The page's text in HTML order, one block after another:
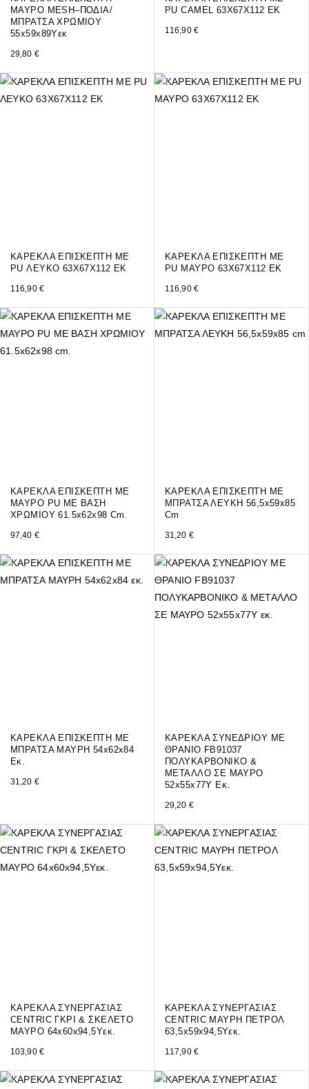
ΜΑΥΡO MESH–ΠΟΔΙΑ/
ΜΠΡΑΤΣΑ ΧΡΩΜΙΟΥ
55x59x89Υεκ
29,80 €
PU CAMEL 63Χ67Χ112 ΕΚ
116,90 €
ΚΑΡΕΚΛΑ ΕΠΙΣΚΕΠΤΗ ΜΕ
PU ΛΕΥΚΟ 63Χ67Χ112 ΕΚ
116,90 €
ΚΑΡΕΚΛΑ ΕΠΙΣΚΕΠΤΗ ΜΕ
PU ΜΑΥΡΟ 63Χ67Χ112 ΕΚ
116,90 €
ΚΑΡΕΚΛΑ ΕΠΙΣΚΕΠΤΗ ΜΕ
ΜΑΥΡΟ PU ΜΕ ΒΑΣΗ
ΧΡΩΜΙΟΥ 61.5x62x98 Cm.
97,40 €
ΚΑΡΕΚΛΑ ΕΠΙΣΚΕΠΤΗ ΜΕ
ΜΠΡΑΤΣΑ ΛΕΥΚΗ 56,5x59x85
Cm
31,20 €
ΚΑΡΕΚΛΑ ΕΠΙΣΚΕΠΤΗ ΜΕ
ΜΠΡΑΤΣΑ ΜΑΥΡΗ 54x62x84
Εκ.
31,20 €
ΚΑΡΕΚΛΑ ΣΥΝΕΔΡΙΟΥ ΜΕ
ΘΡΑΝΙΟ FB91037
ΠΟΛΥΚΑΡΒΟΝΙΚΟ &
ΜΕΤΑΛΛΟ ΣΕ ΜΑΥΡΟ
52x55x77Y Εκ.
29,20 €
ΚΑΡΕΚΛΑ ΣΥΝΕΡΓΑΣΙΑΣ
CENTRIC ΓΚΡΙ & ΣΚΕΛΕΤΟ
ΜΑΥΡΟ 64x60x94,5Yεκ.
103,90 €
ΚΑΡΕΚΛΑ ΣΥΝΕΡΓΑΣΙΑΣ
CENTRIC ΜΑΥΡΗ ΠΕΤΡΟΛ
63,5x59x94,5Υεκ.
117,90 €